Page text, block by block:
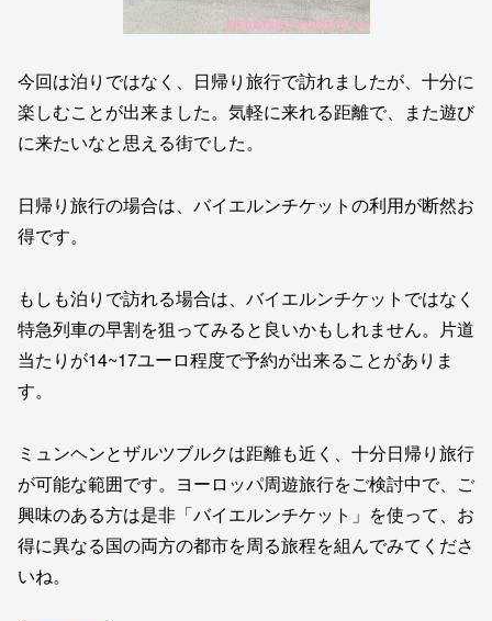
今回は泊りではなく、日帰り旅行で訪れましたが、十分に
楽しむことが出来ました。気軽に来れる距離で、また遊び
に来たいなと思える街でした。
日帰り旅行の場合は、バイエルンチケットの利用が断然お
得です。
もしも泊りで訪れる場合は、バイエルンチケットではなく
特急列車の早割を狙ってみると良いかもしれません。片道
当たりが14~17ユーロ程度で予約が出来ることがありま
す。
ミュンヘンとザルツブルクは距離も近く、十分日帰り旅行
が可能な範囲です。ヨーロッパ周遊旅行をご検討中で、ご
興味のある方は是非「バイエルンチケット」を使って、お
得に異なる国の両方の都市を周る旅程を組んでみてくださ
いね。